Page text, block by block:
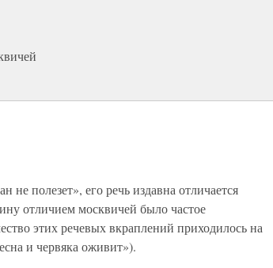
не полезет», его речь издавна отличается
отличием москвичей было частое
этих речевых вкраплений приходилось на
и червяка оживит»).